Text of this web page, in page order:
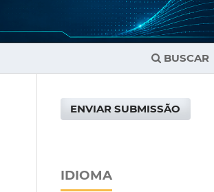
BUSCAR
ENVIAR SUBMISSÃO
IDIOMA